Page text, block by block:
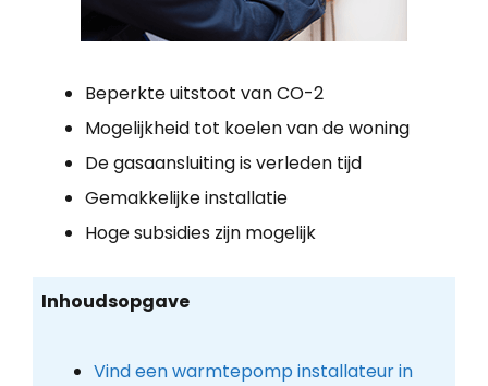
Beperkte uitstoot van CO-2
Mogelijkheid tot koelen van de woning
De gasaansluiting is verleden tijd
Gemakkelijke installatie
Hoge subsidies zijn mogelijk
Inhoudsopgave
Vind een warmtepomp installateur in